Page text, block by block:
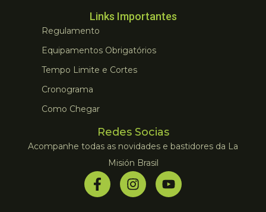
Links Importantes
Regulamento
Equipamentos Obrigatórios
Tempo Limite e Cortes
Cronograma
Como Chegar
Redes Socias
Acompanhe todas as novidades e bastidores da La
Misión Brasil